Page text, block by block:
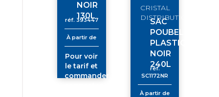
NOIR
130L
réf. 393447
À partir de
Pour voir
le tarif et
commander
CRISTAL
DISTRIBUTION/TIO
SAC
POUBELLE
PLASTIQUE
NOIR
240L
réf.
SC1172NR
À partir de